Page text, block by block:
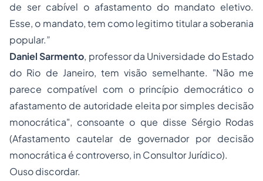
de ser cabível o afastamento do mandato eletivo.
Esse, o mandato, tem como legitimo titular a soberania
popular.”
Daniel Sarmento, professor da Universidade do Estado
do Rio de Janeiro, tem visão semelhante. "Não me
parece compatível com o princípio democrático o
afastamento de autoridade eleita por simples decisão
monocrática", consoante o que disse Sérgio Rodas
(Afastamento cautelar de governador por decisão
monocrática é controverso, in Consultor Jurídico).
Ouso discordar.